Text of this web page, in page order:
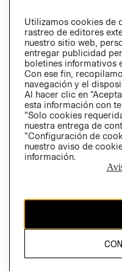
Perú (S/)
CAMBIAR REGIÓN
propiedad de H&M Hennes &
Utilizamos cookies de
rastreo de editores
nuestro sitio web,
entregar publicidad
boletines informativos
Con ese fin,
navegación y el
Al hacer clic en
esta información con
“Solo cookies
nuestra entrega de
“Configuración de
nuestro aviso de
información.